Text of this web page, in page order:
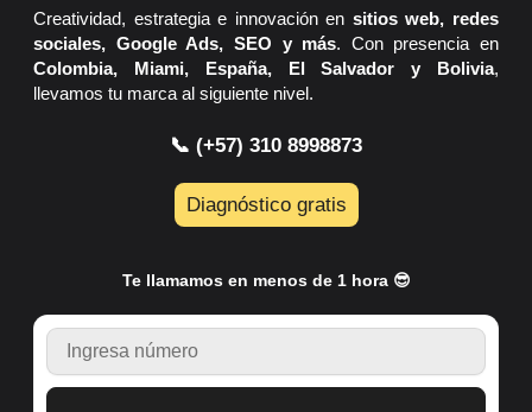
Creatividad, estrategia e innovación en sitios web, redes
sociales, Google Ads, SEO y más. Con presencia en
Colombia, Miami, España, El Salvador y Bolivia,
llevamos tu marca al siguiente nivel.
📞 (+57) 310 8998873
Diagnóstico gratis
Te llamamos en menos de 1 hora 😎
TELEFONO